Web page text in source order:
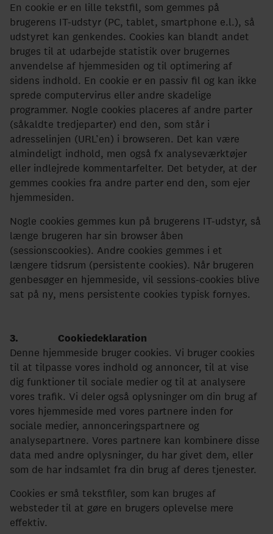
En cookie er en lille tekstfil, som gemmes på
brugerens IT-udstyr (PC, tablet, smartphone e.l.), så
udstyret kan genkendes. Cookies kan blandt andet
bruges til at udarbejde statistik over brugernes
anvendelse af hjemmesiden og til optimering af
sidens indhold. En cookie er en passiv fil og kan ikke
sprede computervirus eller andre skadelige
programmer. Nogle cookies placeres af andre parter
(såkaldte tredjeparter) end den, som står i
adresselinjen (URL’en) i browseren. Det kan være
almindeligt indhold, men også fx analyseværktøjer
eller indlejrede kommentarfelter. Det betyder, at der
gemmes cookies fra andre parter end den, som ejer
hjemmesiden.
Nogle cookies gemmes kun på brugerens IT-udstyr, så
længe brugeren har sin browser åben
(sessionscookies). Andre cookies gemmes i et
længere tidsrum (persistente cookies). Når brugeren
genbesøger en hjemmeside, vil sessions-cookies blive
sat på ny, mens persistente cookies typisk fornyes.
3. Cookiedeklaration
Denne hjemmeside bruger cookies. Vi bruger cookies
til at tilpasse vores indhold og annoncer, til at vise
dig funktioner til sociale medier og til at analysere
vores trafik. Vi deler også oplysninger om din brug af
vores hjemmeside med vores partnere inden for
sociale medier, annonceringspartnere og
analysepartnere. Vores partnere kan kombinere disse
data med andre oplysninger, du har givet dem, eller
som de har indsamlet fra din brug af deres tjenester.
Cookies er små tekstfiler, som kan bruges af
websteder til at gøre en brugers oplevelse mere
effektiv.